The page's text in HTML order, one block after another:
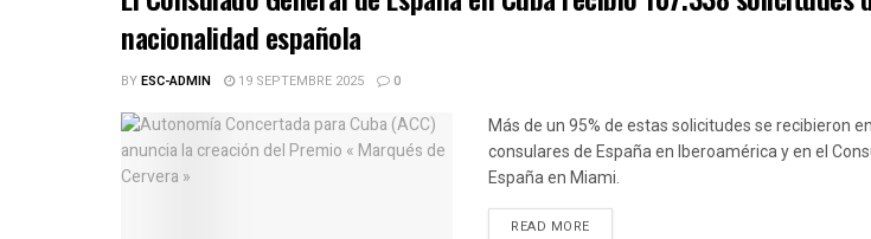
nacionalidad española
BYESC-ADMIN 19 SEPTEMBRE 2025 0
Más de un 95% de estas solicitudes se recibieron
consulares de España en Iberoamérica y en el
España en Miami.
READ MOREDETAILS